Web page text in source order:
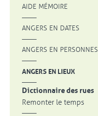
AIDE MÉMOIRE
ANGERS EN DATES
ANGERS EN PERSONNES
ANGERS EN LIEUX
Dictionnaire des rues
Remonter le temps